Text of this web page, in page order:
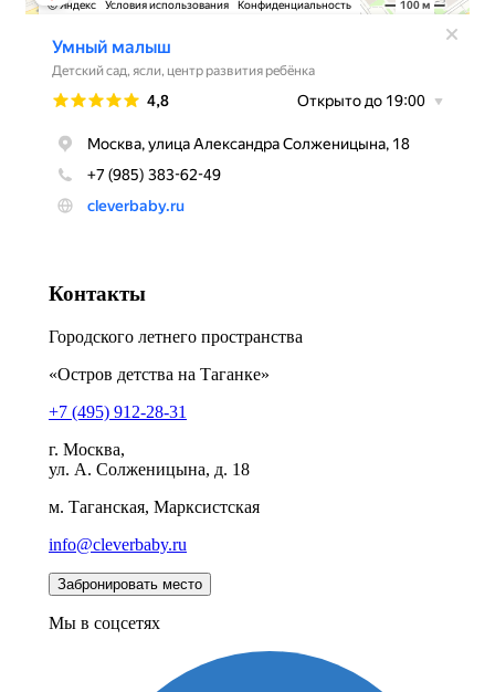
Контакты
Городского летнего пространства
«Остров детства на Таганке»
+7 (495) 912-28-31
г. Москва,
ул. А. Солженицына, д. 18
м. Таганская, Марксистская
info@cleverbaby.ru
Мы в соцсетях